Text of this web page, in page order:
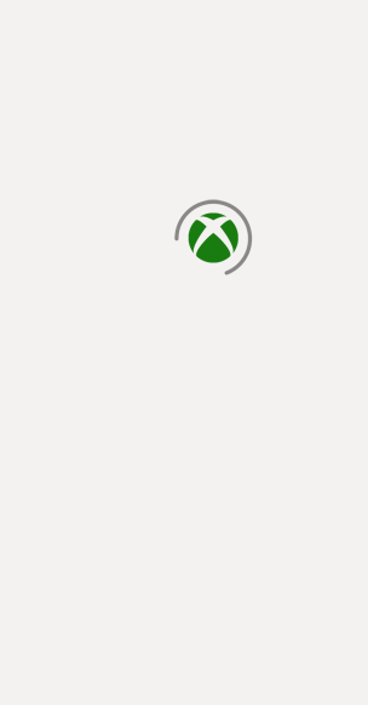
cargando